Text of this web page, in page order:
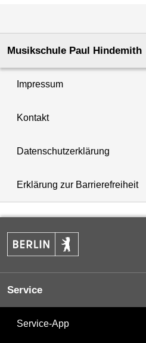
Musikschule Paul Hindemith
Impressum
Kontakt
Datenschutzerklärung
Erklärung zur Barrierefreiheit
Service
Service-App